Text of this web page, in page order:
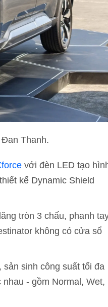
Thanh.
với đèn LED tạo
kế Dynamic Shield
tròn 3 chấu, phanh
không có cửa sổ
sinh công suất tối đa
- gồm Normal, Wet,